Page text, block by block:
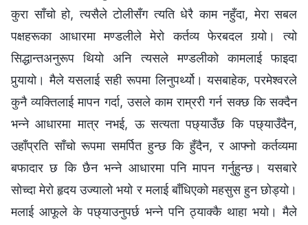
कुरा साँचो हो, त्यसैले टोलीसँग त्यति धेरै काम नहुँदा, मेरा सबल
पक्षहरूका आधारमा मण्डलीले मेरो कर्तव्य फेरबदल गर्‍यो। त्यो
सिद्धान्तअनुरूप थियो अनि त्यसले मण्डलीको कामलाई फाइदा
पुर्‍यायो। मैले यसलाई सही रूपमा लिनुपर्थ्यो। यसबाहेक, परमेश्‍वरले
कुनै व्यक्तिलाई मापन गर्दा, उसले काम राम्ररी गर्न सक्छ कि सक्दैन
भन्ने आधारमा मात्र नभई, ऊ सत्यता पछ्याउँछ कि पछ्याउँदैन,
उहाँप्रति साँचो रूपमा समर्पित हुन्छ कि हुँदैन, र आफ्नो कर्तव्यमा
बफादार छ कि छैन भन्ने आधारमा पनि मापन गर्नुहुन्छ। यसबारे
सोच्दा मेरो हृदय उज्यालो भयो र मलाई बाँधिएको महसुस हुन छोड्यो।
मलाई आफूले के पछ्याउनुपर्छ भन्ने पनि ठ्याक्कै थाहा भयो। मैले